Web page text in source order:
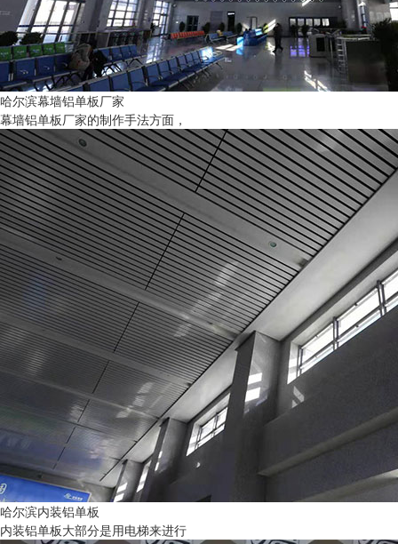
哈尔滨幕墙铝单板厂家
幕墙铝单板厂家的制作手法方面，
哈尔滨内装铝单板
内装铝单板大部分是用电梯来进行